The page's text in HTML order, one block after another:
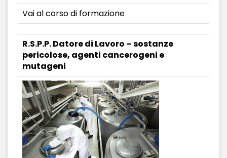
Vai al corso di formazione
R.S.P.P. Datore di Lavoro – sostanze
pericolose, agenti cancerogeni e
mutageni